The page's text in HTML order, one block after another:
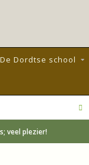
De Dordtse school
veel plezier!